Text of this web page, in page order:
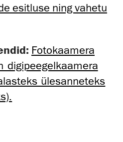
esitluse ning vahetu
Fotokaamera
digipeegelkaamera
ülesanneteks